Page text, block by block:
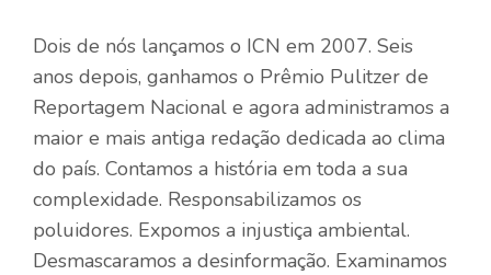
Dois de nós lançamos o ICN em 2007. Seis
anos depois, ganhamos o Prêmio Pulitzer de
Reportagem Nacional e agora administramos a
maior e mais antiga redação dedicada ao clima
do país. Contamos a história em toda a sua
complexidade. Responsabilizamos os
poluidores. Expomos a injustiça ambiental.
Desmascaramos a desinformação. Examinamos